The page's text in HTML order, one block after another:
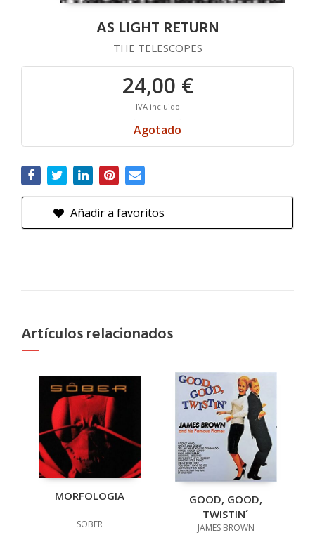
AS LIGHT RETURN
THE TELESCOPES
24,00 €
IVA incluido
Agotado
Añadir a favoritos
Artículos relacionados
MORFOLOGIA
SOBER
GOOD, GOOD,
TWISTIN´
JAMES BROWN